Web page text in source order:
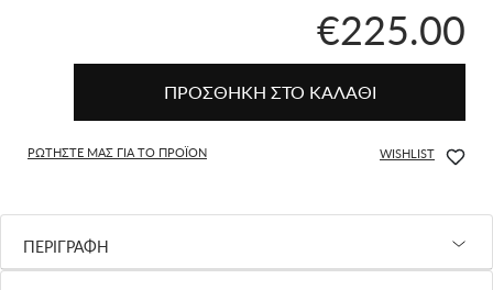
€225.00
ΠΡΟΣΘΗΚΗ ΣΤΟ ΚΑΛΑΘΙ
ΡΩΤΗΣΤΕ ΜΑΣ ΓΙΑ ΤΟ ΠΡΟΪΟΝ WISHLIST
ΠΕΡΙΓΡΑΦΗ